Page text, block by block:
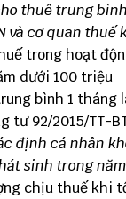
thuê trung
và cơ quan
trong hoạt
dưới 100 triệu
bình 1 tháng
tư 92/2015/TT-
định cá nhân
sinh trong
chịu thuế khi